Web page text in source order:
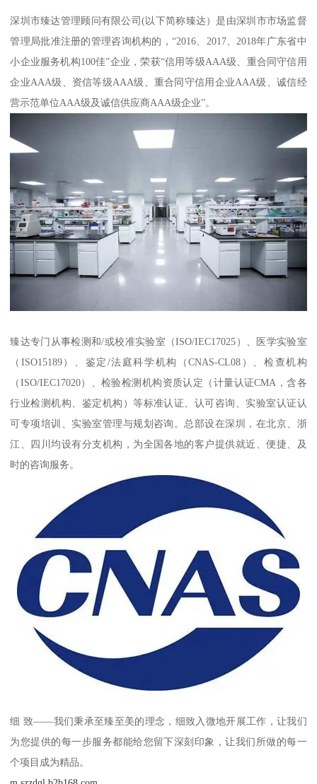
深圳市臻达管理顾问有限公司(以下简称臻达）是由深圳市市场监督
管理局批准注册的管理咨询机构的，“2016、2017、2018年广东省中
小企业服务机构100佳”企业，荣获“信用等级AAA级、重合同守信用
企业AAA级、资信等级AAA级、重合同守信用企业AAA级、诚信经
营示范单位AAA级及诚信供应商AAA级企业”。
臻达专门从事检测和/或校准实验室（ISO/IEC17025）、医学实验室
（ISO15189）、鉴定/法庭科学机构（CNAS-CL08）、检查机构
（ISO/IEC17020）、检验检测机构资质认定（计量认证CMA，含各
行业检测机构、鉴定机构）等标准认证、认可咨询、实验室认证认
可专项培训、实验室管理与规划咨询。总部设在深圳，在北京、浙
江、四川均设有分支机构，为全国各地的客户提供就近、便捷、及
时的咨询服务。
细 致——我们秉承至臻至美的理念，细致入微地开展工作，让我们
为您提供的每一步服务都能给您留下深刻印象，让我们所做的每一
个项目成为精品。